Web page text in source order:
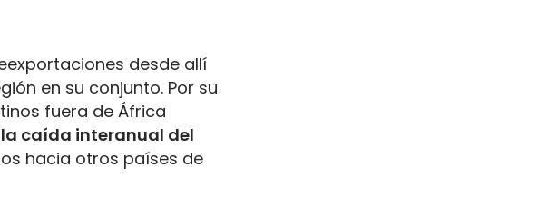
desde allí
en su conjunto. Por su
fuera de África
caída interanual del
hacia otros países de